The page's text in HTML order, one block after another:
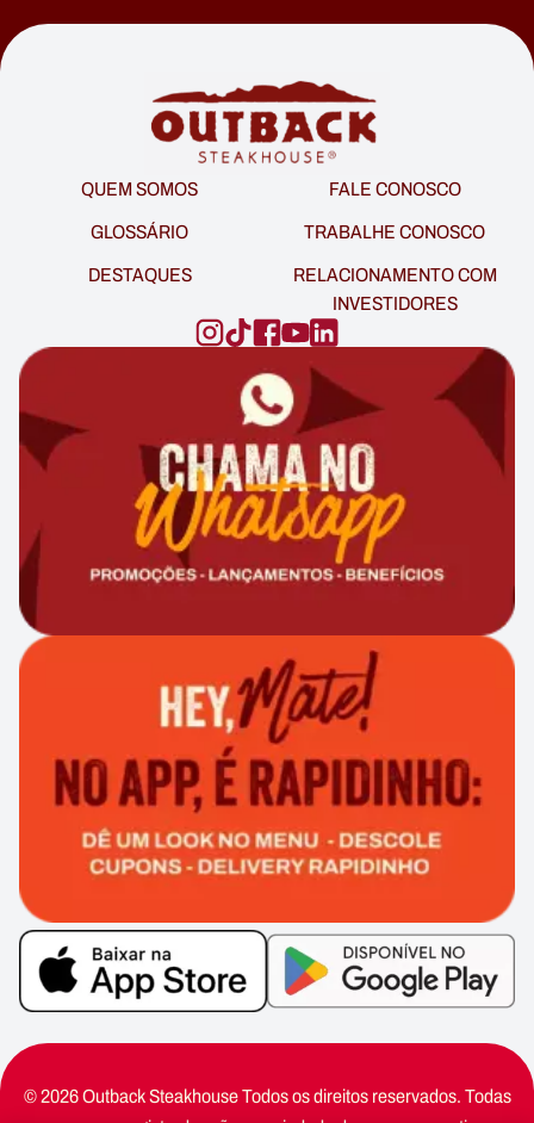
QUEM SOMOS
FALE CONOSCO
GLOSSÁRIO
TRABALHE CONOSCO
DESTAQUES
RELACIONAMENTO COM
INVESTIDORES
© 2026 Outback Steakhouse Todos os direitos reservados. Todas